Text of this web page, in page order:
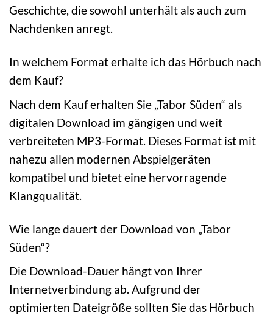
Geschichte, die sowohl unterhält als auch zum
Nachdenken anregt.
In welchem Format erhalte ich das Hörbuch nach
dem Kauf?
Nach dem Kauf erhalten Sie „Tabor Süden“ als
digitalen Download im gängigen und weit
verbreiteten MP3-Format. Dieses Format ist mit
nahezu allen modernen Abspielgeräten
kompatibel und bietet eine hervorragende
Klangqualität.
Wie lange dauert der Download von „Tabor
Süden“?
Die Download-Dauer hängt von Ihrer
Internetverbindung ab. Aufgrund der
optimierten Dateigröße sollten Sie das Hörbuch